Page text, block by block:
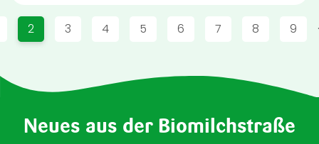
Seitennummerierung
Aktuelle Seite
2 Page
3 Page
4 Page
5 Page
6 Page
7 Page
8 Page
9
Neues aus der Biomilchstraße